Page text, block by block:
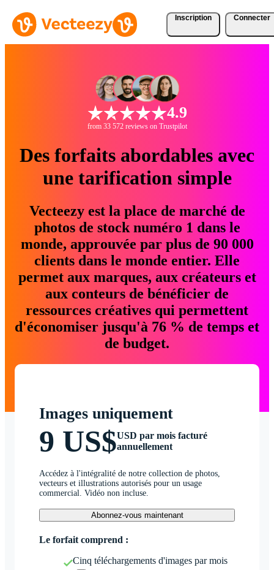
Inscription Connecter
4.9
from 33 572 reviews on Trustpilot
Des forfaits abordables avec
une tarification simple
Vecteezy est la place de marché de
photos de stock numéro 1 dans le
monde, approuvée par plus de 90 000
clients dans le monde entier. Elle
permet aux marques, aux créateurs et
aux conteurs de bénéficier de
ressources créatives qui permettent
d'économiser jusqu'à 76 % de temps et
de budget.
Images uniquement
9 US$USD par mois facturé
annuellement
Accédez à l'intégralité de notre collection de photos,
vecteurs et illustrations autorisés pour un usage
commercial. Vidéo non incluse.
Abonnez-vous maintenant
Le forfait comprend :
Cinq téléchargements d'images par mois